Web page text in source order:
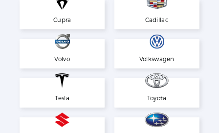
Cupra Cadillac
Volvo Volkswagen
Tesla Toyota